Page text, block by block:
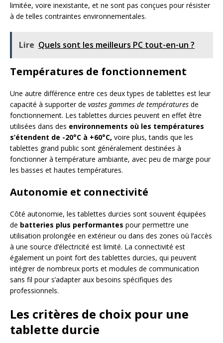
limitée, voire inexistante, et ne sont pas conçues pour résister
à de telles contraintes environnementales.
Lire Quels sont les meilleurs PC tout-en-un ?
Températures de fonctionnement
Une autre différence entre ces deux types de tablettes est leur
capacité à supporter de vastes gammes de températures de
fonctionnement. Les tablettes durcies peuvent en effet être
utilisées dans des environnements où les températures
s’étendent de -20°C à +60°C, voire plus, tandis que les
tablettes grand public sont généralement destinées à
fonctionner à température ambiante, avec peu de marge pour
les basses et hautes températures.
Autonomie et connectivité
Côté autonomie, les tablettes durcies sont souvent équipées
de batteries plus performantes pour permettre une
utilisation prolongée en extérieur ou dans des zones où l’accès
à une source d’électricité est limité. La connectivité est
également un point fort des tablettes durcies, qui peuvent
intégrer de nombreux ports et modules de communication
sans fil pour s’adapter aux besoins spécifiques des
professionnels.
Les critères de choix pour une
tablette durcie